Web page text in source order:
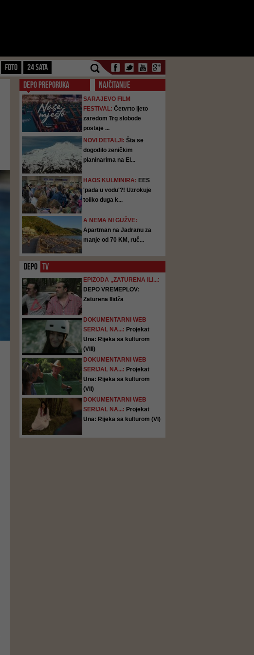
FOTO 24 SATA
DEPO PREPORUKA NAJČITANIJE
SARAJEVO FILM
FESTIVAL: Četvrto ljeto
zaredom Trg slobode
postaje ...
NOVI DETALJI: Šta se
dogodilo zeničkim
planinarima na El...
HAOS KULMINIRA: EES
'pada u vodu'?! Uzrokuje
toliko duga k...
A NEMA NI GUŽVE:
Apartman na Jadranu za
manje od 70 KM, ruč...
DEPO TV
EPIZODA „ZATURENA ILI...:
DEPO VREMEPLOV:
Zaturena Ilidža
DOKUMENTARNI WEB
SERIJAL NA...: Projekat
Una: Rijeka sa kulturom
(VIII)
DOKUMENTARNI WEB
SERIJAL NA...: Projekat
Una: Rijeka sa kulturom
(VII)
DOKUMENTARNI WEB
SERIJAL NA...: Projekat
Una: Rijeka sa kulturom (VI)